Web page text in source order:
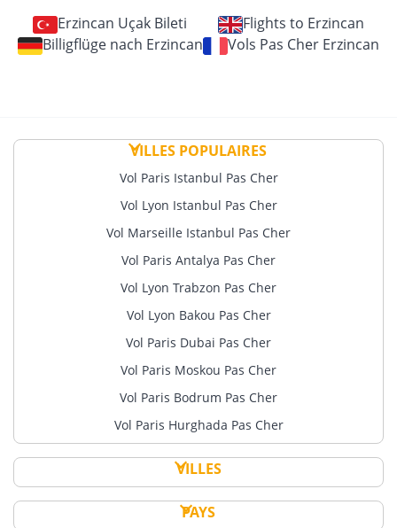
Erzincan Uçak Bileti
Flights to Erzincan
Billigflüge nach Erzincan
Vols Pas Cher Erzincan
VILLES POPULAIRES
Vol Paris Istanbul Pas Cher
Vol Lyon Istanbul Pas Cher
Vol Marseille Istanbul Pas Cher
Vol Paris Antalya Pas Cher
Vol Lyon Trabzon Pas Cher
Vol Lyon Bakou Pas Cher
Vol Paris Dubai Pas Cher
Vol Paris Moskou Pas Cher
Vol Paris Bodrum Pas Cher
Vol Paris Hurghada Pas Cher
VILLES
PAYS